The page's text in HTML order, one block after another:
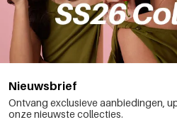
Nieuwsbrief
Ontvang exclusieve aanbiedingen,
onze nieuwste collecties.